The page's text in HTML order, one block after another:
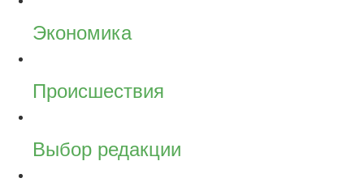
Экономика
Происшествия
Выбор редакции